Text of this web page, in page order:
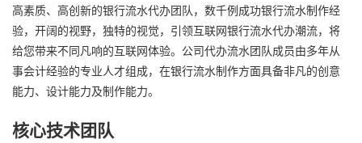
高素质、高创新的银行流水代办团队，数千例成功银行流水制作经
验，开阔的视野，独特的视觉，引领互联网银行流水代办潮流，将
给您带来不同凡响的互联网体验。公司代办流水团队成员由多年从
事会计经验的专业人才组成，在银行流水制作方面具备非凡的创意
能力、设计能力及制作能力。
核心技术团队